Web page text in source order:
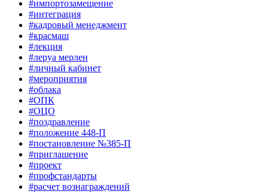
#импортозамещение
#интеграция
#кадровый менеджмент
#красмаш
#лекция
#леруа мерлен
#личный кабинет
#мероприятия
#облака
#ОПК
#ОЦО
#поздравление
#положение 448-П
#постановление №385-П
#приглашение
#проект
#профстандарты
#расчет вознаграждений